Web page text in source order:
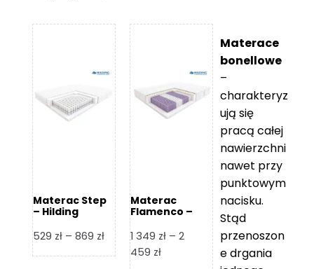
Materac Step
– Hilding
529 zł – 869 złZakres
cen:
Materac
Flamenco –
1 349 zł – 2
459 złZakres
Materace
bonellowe
–
charakteryz
ują się
pracą całej
nawierzchni
nawet przy
punktowym
nacisku.
Stąd
przenoszon
e drgania